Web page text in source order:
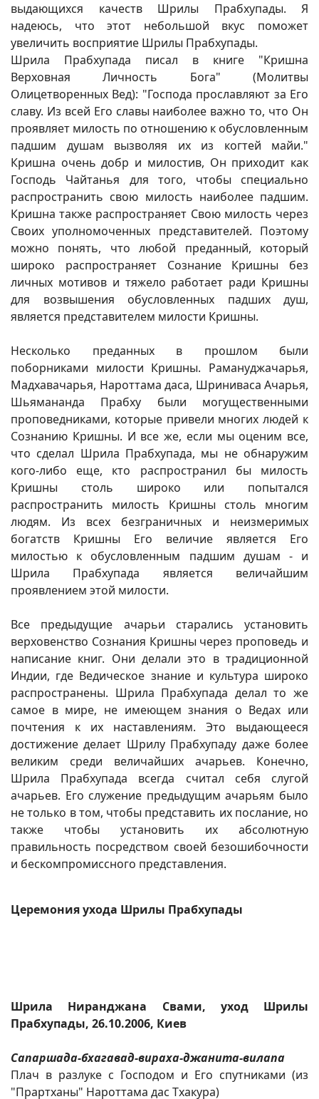
выдающихся качеств Шрилы Прабхупады. Я
надеюсь, что этот небольшой вкус поможет
увеличить восприятие Шрилы Прабхупады.
Шрила Прабхупада писал в книге "Кришна
Верховная Личность Бога" (Молитвы
Олицетворенных Вед): "Господа прославляют за Его
славу. Из всей Его славы наиболее важно то, что Он
проявляет милость по отношению к обусловленным
падшим душам вызволяя их из когтей майи."
Кришна очень добр и милостив, Он приходит как
Господь Чайтанья для того, чтобы специально
распространить свою милость наиболее падшим.
Кришна также распространяет Свою милость через
Своих уполномоченных представителей. Поэтому
можно понять, что любой преданный, который
широко распространяет Сознание Кришны без
личных мотивов и тяжело работает ради Кришны
для возвышения обусловленных падших душ,
является представителем милости Кришны.
Несколько преданных в прошлом были
поборниками милости Кришны. Рамануджачарья,
Мадхавачарья, Нароттама даса, Шриниваса Ачарья,
Шьямананда Прабху были могущественными
проповедниками, которые привели многих людей к
Сознанию Кришны. И все же, если мы оценим все,
что сделал Шрила Прабхупада, мы не обнаружим
кого-либо еще, кто распространил бы милость
Кришны столь широко или попытался
распространить милость Кришны столь многим
людям. Из всех безграничных и неизмеримых
богатств Кришны Его величие является Его
милостью к обусловленным падшим душам - и
Шрила Прабхупада является величайшим
проявлением этой милости.
Все предыдущие ачарьи старались установить
верховенство Сознания Кришны через проповедь и
написание книг. Они делали это в традиционной
Индии, где Ведическое знание и культура широко
распространены. Шрила Прабхупада делал то же
самое в мире, не имеющем знания о Ведах или
почтения к их наставлениям. Это выдающееся
достижение делает Шрилу Прабхупаду даже более
великим среди величайших ачарьев. Конечно,
Шрила Прабхупада всегда считал себя слугой
ачарьев. Его служение предыдущим ачарьям было
не только в том, чтобы представить их послание, но
также чтобы установить их абсолютную
правильность посредством своей безошибочности
и бескомпромиссного представления.
Церемония ухода Шрилы Прабхупады
Шрила Ниранджана Свами, уход Шрилы
Прабхупады, 26.10.2006, Киев
Сапаршада-бхагавад-вираха-джанита-вилапа
Плач в разлуке с Господом и Его спутниками (из
"Прартханы" Нароттама дас Тхакура)